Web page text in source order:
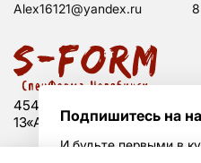
454008 Россия, г.
13«А», оф. 203
alex16121@yandex.ru
Подпишитесь на
И будьте первыми в